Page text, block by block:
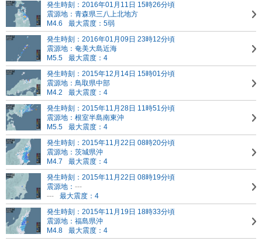
発生時刻：2016年01月11日 15時26分頃
震源地：青森県三八上北地方
M4.6
最大震度：5弱
発生時刻：2016年01月09日 23時12分頃
震源地：奄美大島近海
M5.5
最大震度：4
発生時刻：2015年12月14日 15時01分頃
震源地：鳥取県中部
M4.2
最大震度：4
発生時刻：2015年11月28日 11時51分頃
震源地：根室半島南東沖
M5.5
最大震度：4
発生時刻：2015年11月22日 08時20分頃
震源地：茨城県沖
M4.7
最大震度：4
発生時刻：2015年11月22日 08時19分頃
震源地： ---
---
最大震度：4
発生時刻：2015年11月19日 18時33分頃
震源地：福島県沖
M4.8
最大震度：4